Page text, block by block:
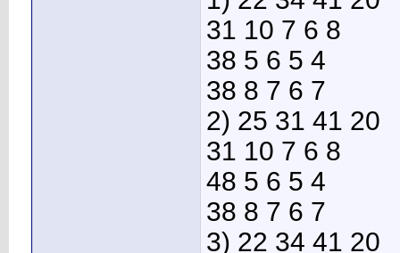
31 10 7 6 8
38 5 6 5 4
38 8 7 6 7
2) 25 31 41 20
31 10 7 6 8
48 5 6 5 4
38 8 7 6 7
3) 22 34 41 20